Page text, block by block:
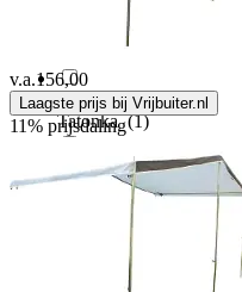
Tatonka(1)
Vango (7)
(3)
v.a.156,00
Laagste prijs bij Vrijbuiter.nl
11% prijsdaling